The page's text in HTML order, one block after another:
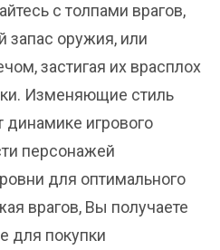
с толпами врагов,
запас оружия, или
застигая их врасплох
Изменяющие стиль
динамике игрового
персонажей
для оптимального
врагов, Вы получаете
для покупки